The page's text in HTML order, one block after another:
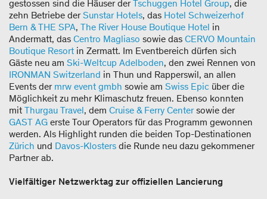
gestossen sind die Häuser derTschuggen Hotel Group, die
zehn Betriebe derSunstar Hotels, das Hotel Schweizerhof
Bern & THE SPA, The River House Boutique Hotel in
Andermatt, das Centro Magliaso sowie das CERVO Mountain
Boutique Resort in Zermatt. Im Eventbereich dürfen sich
Gäste neu am Ski-Weltcup Adelboden, den zwei Rennen von
IRONMAN Switzerland in Thun und Rapperswil, an allen
Events der mrw event gmbh sowie am Swiss Epic über die
Möglichkeit zu mehr Klimaschutz freuen. Ebenso konnten
mit Thurgau Travel, dem Cruise & Ferry Centersowie der
GAST AG erste Tour Operators für das Programm gewonnen
werden. Als Highlight runden die beiden Top-Destinationen
Zürich und Davos-Klosters die Runde neu dazu gekommener
Partner ab.
Vielfältiger Netzwerktag zur offiziellen Lancierung